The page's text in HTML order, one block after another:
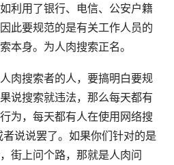
利用了银行、电信、公安户籍
此要规范的是有关工作人员的
本身。为人肉搜索正名。
搜索者的人，要搞明白要规
说搜索就违法，那么每天都有
为，每天都有人在使用网络搜
说说罢了。如果你们针对的是
街上问个路，那就是人肉问